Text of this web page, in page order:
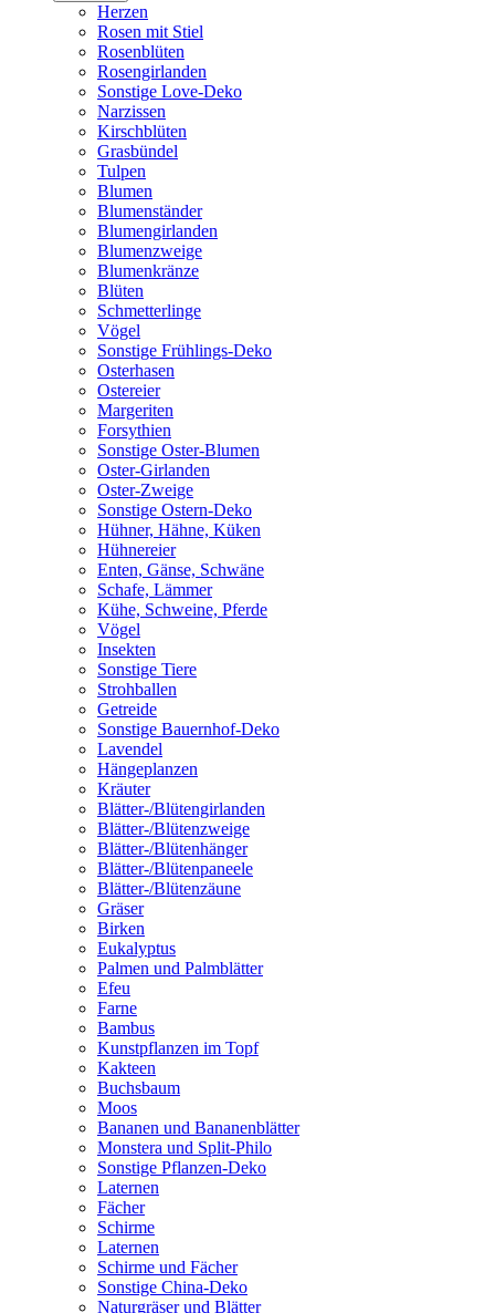
Herzen
Rosen mit Stiel
Rosenblüten
Rosengirlanden
Sonstige Love-Deko
Narzissen
Kirschblüten
Grasbündel
Tulpen
Blumen
Blumenständer
Blumengirlanden
Blumenzweige
Blumenkränze
Blüten
Schmetterlinge
Vögel
Sonstige Frühlings-Deko
Osterhasen
Ostereier
Margeriten
Forsythien
Sonstige Oster-Blumen
Oster-Girlanden
Oster-Zweige
Sonstige Ostern-Deko
Hühner, Hähne, Küken
Hühnereier
Enten, Gänse, Schwäne
Schafe, Lämmer
Kühe, Schweine, Pferde
Vögel
Insekten
Sonstige Tiere
Strohballen
Getreide
Sonstige Bauernhof-Deko
Lavendel
Hängeplanzen
Kräuter
Blätter-/Blütengirlanden
Blätter-/Blütenzweige
Blätter-/Blütenhänger
Blätter-/Blütenpaneele
Blätter-/Blütenzäune
Gräser
Birken
Eukalyptus
Palmen und Palmblätter
Efeu
Farne
Bambus
Kunstpflanzen im Topf
Kakteen
Buchsbaum
Moos
Bananen und Bananenblätter
Monstera und Split-Philo
Sonstige Pflanzen-Deko
Laternen
Fächer
Schirme
Laternen
Schirme und Fächer
Sonstige China-Deko
Naturgräser und Blätter